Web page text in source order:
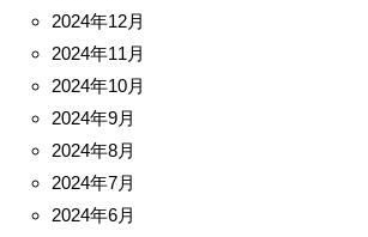
2024年12月
2024年11月
2024年10月
2024年9月
2024年8月
2024年7月
2024年6月